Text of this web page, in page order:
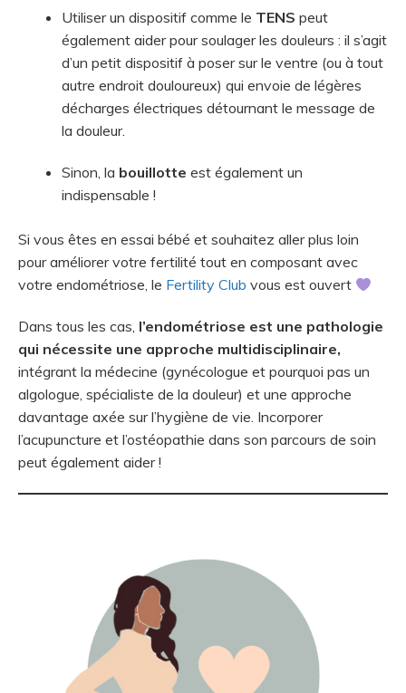
Utiliser un dispositif comme le TENS peut
également aider pour soulager les douleurs : il s’agit
d’un petit dispositif à poser sur le ventre (ou à tout
autre endroit douloureux) qui envoie de légères
décharges électriques détournant le message de
la douleur.
Sinon, la bouillotte est également un
indispensable !
Si vous êtes en essai bébé et souhaitez aller plus loin
pour améliorer votre fertilité tout en composant avec
votre endométriose, le Fertility Club vous est ouvert
Dans tous les cas, l’endométriose est une pathologie
qui nécessite une approche multidisciplinaire,
intégrant la médecine (gynécologue et pourquoi pas un
algologue, spécialiste de la douleur) et une approche
davantage axée sur l’hygiène de vie. Incorporer
l’acupuncture et l’ostéopathie dans son parcours de soin
peut également aider !